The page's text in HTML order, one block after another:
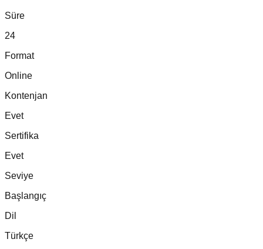
Süre
24
Format
Online
Kontenjan
Evet
Sertifika
Evet
Seviye
Başlangıç
Dil
Türkçe